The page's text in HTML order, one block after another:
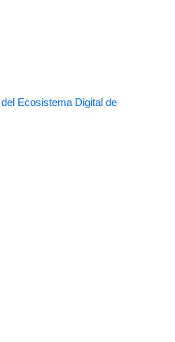
Ecosistema Digital de